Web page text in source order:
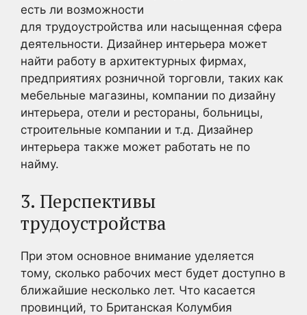
есть ли возможности
для трудоустройства или насыщенная сфера
деятельности. Дизайнер интерьера может
найти работу в архитектурных фирмах,
предприятиях розничной торговли, таких как
мебельные магазины, компании по дизайну
интерьера, отели и рестораны, больницы,
строительные компании и т.д. Дизайнер
интерьера также может работать не по
найму.
3. Перспективы
трудоустройства
При этом основное внимание уделяется
тому, сколько рабочих мест будет доступно в
ближайшие несколько лет. Что касается
провинций, то Британская Колумбия